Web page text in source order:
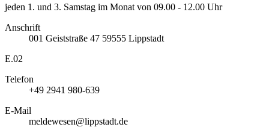
jeden 1. und 3. Samstag im Monat von 09.00 - 12.00 Uhr
Anschrift
001 Geiststraße 47 59555 Lippstadt
E.02
Telefon
+49 2941 980-639
E-Mail
meldewesen@lippstadt.de